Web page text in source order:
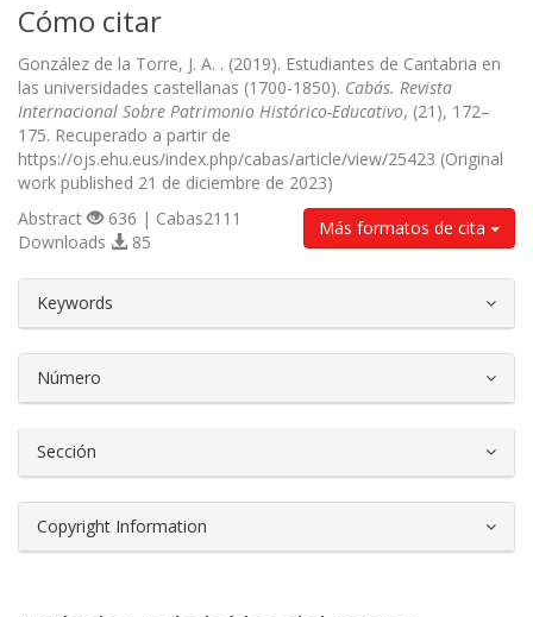
Cómo citar
González de la Torre, J. A. . (2019). Estudiantes de Cantabria en
las universidades castellanas (1700-1850). Cabás. Revista
Internacional Sobre Patrimonio Histórico-Educativo, (21), 172–
175. Recuperado a partir de
https://ojs.ehu.eus/index.php/cabas/article/view/25423 (Original
work published 21 de diciembre de 2023)
Más formatos de cita
Abstract
636 | Cabas2111
Downloads
85
Keywords
Número
Sección
Copyright Information